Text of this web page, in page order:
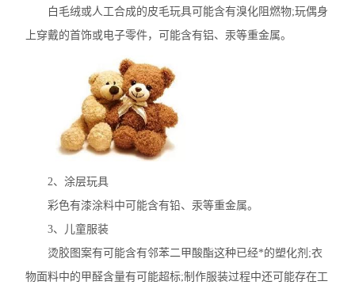
矿石分析仪
合金分析仪
元素分析仪
不锈钢分析仪
金属合金分析仪
镀层测厚仪/膜厚仪
维修国内、国外ROHS检测仪
白毛绒或人工合成的皮毛玩具可能含有溴化阻燃物;玩偶身
上穿戴的首饰或电子零件，可能含有铝、汞等重金属。
2、涂层玩具
彩色有漆涂料中可能含有铅、汞等重金属。
3、儿童服装
烫胶图案有可能含有邻苯二甲酸酯这种已经*的塑化剂;衣
物面料中的甲醛含量有可能超标;制作服装过程中还可能存在工